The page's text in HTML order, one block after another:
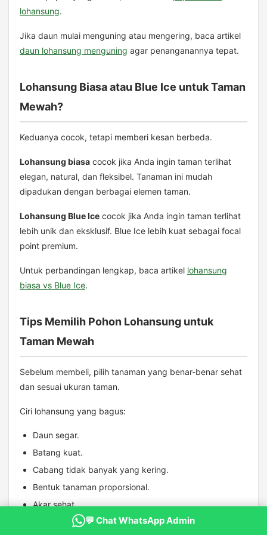
lohansung.
Jika daun mulai menguning atau mengering, baca artikel
daun lohansung menguning agar penanganannya tepat.
Lohansung Biasa atau Blue Ice untuk Taman
Mewah?
Keduanya cocok, tetapi memberi kesan berbeda.
Lohansung biasa cocok jika Anda ingin taman terlihat
elegan, natural, dan fleksibel. Tanaman ini mudah
dipadukan dengan berbagai elemen taman.
Lohansung Blue Ice cocok jika Anda ingin taman terlihat
lebih unik dan eksklusif. Blue Ice lebih kuat sebagai focal
point premium.
Untuk perbandingan lengkap, baca artikel lohansung
biasa vs Blue Ice.
Tips Memilih Pohon Lohansung untuk
Taman Mewah
Sebelum membeli, pilih tanaman yang benar-benar sehat
dan sesuai ukuran taman.
Ciri lohansung yang bagus:
Daun segar.
Batang kuat.
Cabang tidak banyak yang kering.
Bentuk tanaman proporsional.
Akar sehat.
Media bawaan tidak terlalu becek.
💬 Chat WhatsApp Admin